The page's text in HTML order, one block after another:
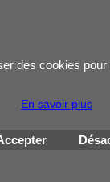
ligne créés avec le logiciel
des cookies
En savoir plus